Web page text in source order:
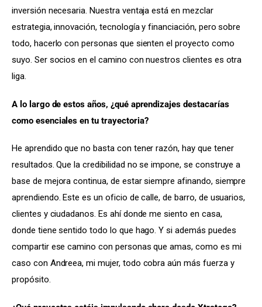
inversión necesaria. Nuestra ventaja está en mezclar
estrategia, innovación, tecnología y financiación, pero sobre
todo, hacerlo con personas que sienten el proyecto como
suyo. Ser socios en el camino con nuestros clientes es otra
liga.
A lo largo de estos años, ¿qué aprendizajes destacarías
como esenciales en tu trayectoria?
He aprendido que no basta con tener razón, hay que tener
resultados. Que la credibilidad no se impone, se construye a
base de mejora continua, de estar siempre afinando, siempre
aprendiendo. Este es un oficio de calle, de barro, de usuarios,
clientes y ciudadanos. Es ahí donde me siento en casa,
donde tiene sentido todo lo que hago. Y si además puedes
compartir ese camino con personas que amas, como es mi
caso con Andreea, mi mujer, todo cobra aún más fuerza y
propósito.